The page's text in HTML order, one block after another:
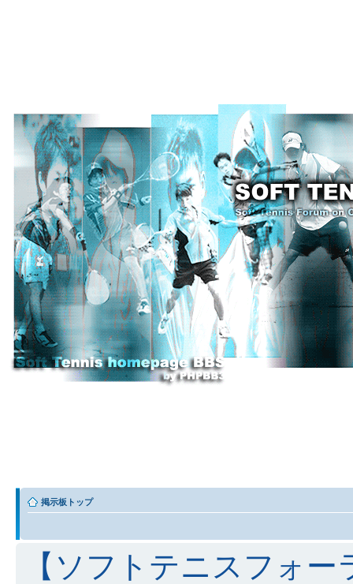
掲示板トップ
【ソフトテニスフォ